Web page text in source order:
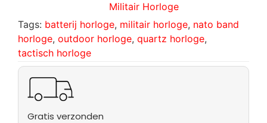
Militair Horloge
Tags: batterij horloge, militair horloge, nato band
horloge, outdoor horloge, quartz horloge,
tactisch horloge
Gratis verzonden